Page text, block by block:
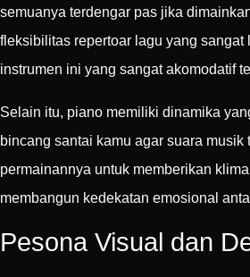
semuanya terdengar pas jika
fleksibilitas repertoar lagu yang
instrumen ini yang sangat akomodatif
Selain itu, piano memiliki dinamika
bincang santai kamu agar suara
permainannya untuk memberikan
membangun kedekatan emosional
Pesona Visual dan